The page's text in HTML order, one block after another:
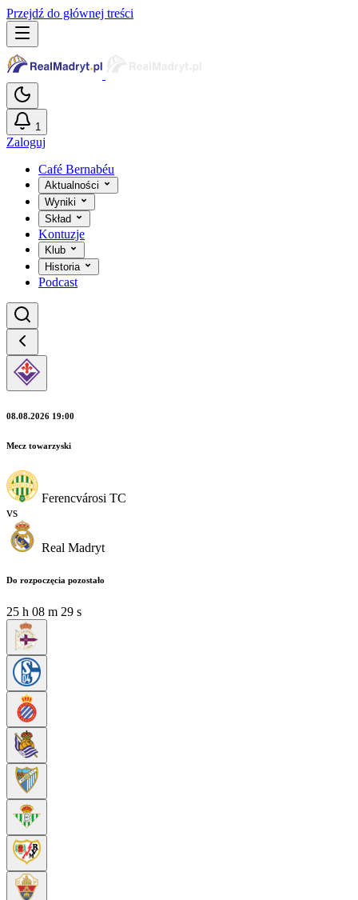
Przejdź do głównej treści
1
Zaloguj
Café Bernabéu
Aktualności
Wyniki
Skład
Kontuzje
Klub
Historia
Podcast
08.08.2026 19:00
Mecz towarzyski
Ferencvárosi TC
vs
Real Madryt
Do rozpoczęcia pozostało
25 h 08 m 29 s